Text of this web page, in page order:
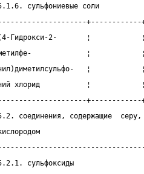
сульфониевые соли
+------------
Гидрокси-2-       ¦
¦
¦
хлорид           ¦
+------------
соединения, содержащие
сульфоксиды